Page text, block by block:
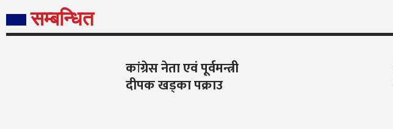
सम्बन्धित
कांग्रेस नेता एवं पूर्वमन्त्री
दीपक खड्का पक्राउ